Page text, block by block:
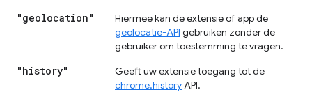
"geolocation"
Hiermee kan de extensie of app de
geolocatie-API gebruiken zonder de
gebruiker om toestemming te vragen.
"history"
Geeft uw extensie toegang tot de
chrome.historyAPI.